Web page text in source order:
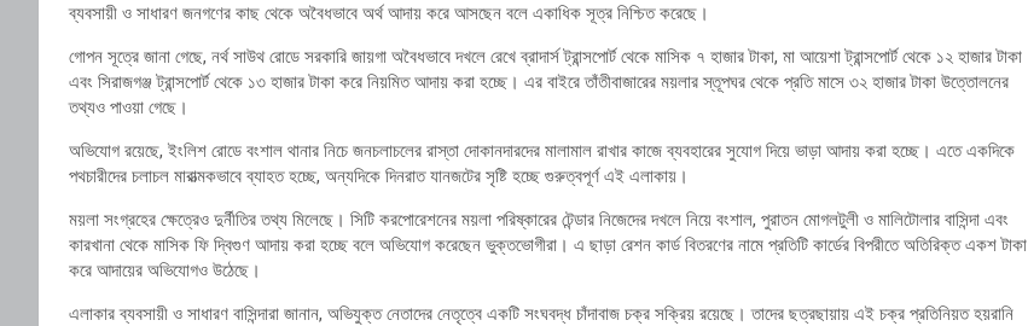
ব্যবসায়ী ও সাধারণ জনগণের কাছ থেকে অবৈধভাবে অর্থ আদায় করে আসছেন বলে একাধিক সূত্র নিশ্চিত করেছে।
গোপন সূত্রে জানা গেছে, নর্থ সাউথ রোডে সরকারি জায়গা অবৈধভাবে দখলে রেখে ব্রাদার্স ট্রান্সপোর্ট থেকে মাসিক ৭ হাজার টাকা, মা আয়েশা ট্রান্সপোর্ট থেকে ১২ হাজার টাকা
এবং সিরাজগঞ্জ ট্রান্সপোর্ট থেকে ১৩ হাজার টাকা করে নিয়মিত আদায় করা হচ্ছে। এর বাইরে তাঁতীবাজারের ময়লার স্তূপঘর থেকে প্রতি মাসে ৩২ হাজার টাকা উত্তোলনের
তথ্যও পাওয়া গেছে।
অভিযোগ রয়েছে, ইংলিশ রোডে বংশাল থানার নিচে জনচলাচলের রাস্তা দোকানদারদের মালামাল রাখার কাজে ব্যবহারের সুযোগ দিয়ে ভাড়া আদায় করা হচ্ছে। এতে একদিকে
পথচারীদের চলাচল মারাত্মকভাবে ব্যাহত হচ্ছে, অন্যদিকে দিনরাত যানজটের সৃষ্টি হচ্ছে গুরুত্বপূর্ণ এই এলাকায়।
ময়লা সংগ্রহের ক্ষেত্রেও দুর্নীতির তথ্য মিলেছে। সিটি করপোরেশনের ময়লা পরিষ্কারের টেন্ডার নিজেদের দখলে নিয়ে বংশাল, পুরাতন মোগলটুলী ও মালিটোলার বাসিন্দা এবং
কারখানা থেকে মাসিক ফি দ্বিগুণ আদায় করা হচ্ছে বলে অভিযোগ করেছেন ভুক্তভোগীরা। এ ছাড়া রেশন কার্ড বিতরণের নামে প্রতিটি কার্ডের বিপরীতে অতিরিক্ত একশ টাকা
করে আদায়ের অভিযোগও উঠেছে।
এলাকার ব্যবসায়ী ও সাধারণ বাসিন্দারা জানান, অভিযুক্ত নেতাদের নেতৃত্বে একটি সংঘবদ্ধ চাঁদাবাজ চক্র সক্রিয় রয়েছে। তাদের ছত্রছায়ায় এই চক্র প্রতিনিয়ত হয়রানি